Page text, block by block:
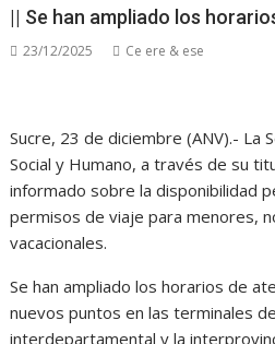
|| Se han ampliado los
23/12/2025 Ce ere & ese
Sucre, 23 de diciembre (ANV).- La
Social y Humano, a través de su
informado sobre la disponibilidad
permisos de viaje para menores,
vacacionales.
Se han ampliado los horarios de
nuevos puntos en las terminales
interdepartamental y la